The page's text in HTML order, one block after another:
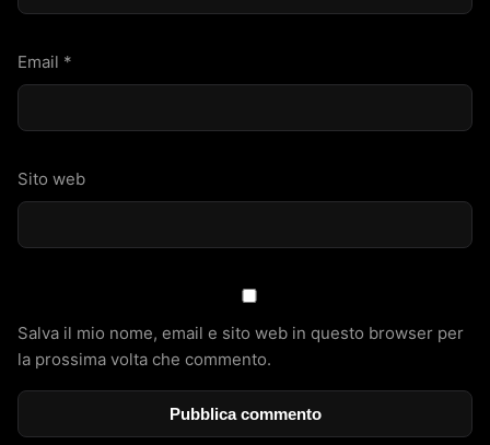
Email *
Sito web
Salva il mio nome, email e sito web in questo browser per
la prossima volta che commento.